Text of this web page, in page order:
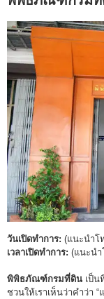
วันเปิดทำการ: (แนะนำโ
เวลาเปิดทำการ: (แนะนำ
พิพิธภัณฑ์กรมที่ดิน เป็น
ชวนให้เราเห็นว่าคำว่า